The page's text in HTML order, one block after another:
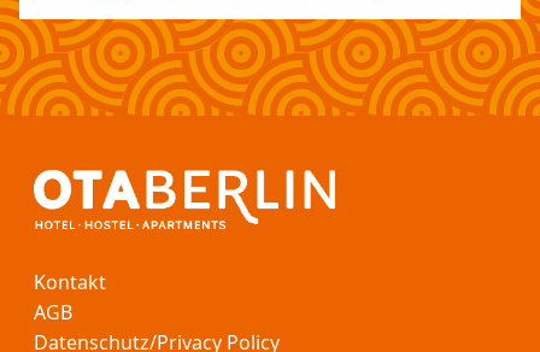
Kontakt
AGB
Datenschutz/Privacy Policy